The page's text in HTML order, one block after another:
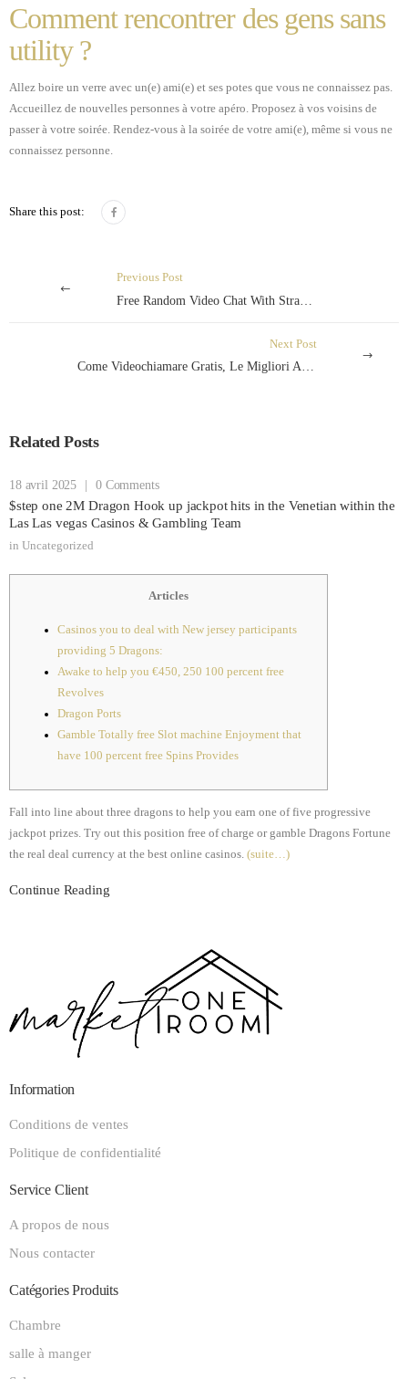
Comment rencontrer des gens sans
utility ?
Allez boire un verre avec un(e) ami(e) et ses potes que vous ne connaissez pas.
Accueillez de nouvelles personnes à votre apéro. Proposez à vos voisins de
passer à votre soirée. Rendez-vous à la soirée de votre ami(e), même si vous ne
connaissez personne.
Share this post:
Previous Post
Next Post
Related Posts
18 avril 2025 | 0 Comments
$step one 2M Dragon Hook up jackpot hits in the Venetian within the
Las Las vegas Casinos & Gambling Team
in Uncategorized
Articles
Casinos you to deal with New jersey participants
providing 5 Dragons:
Awake to help you €450, 250 100 percent free
Revolves
Dragon Ports
Gamble Totally free Slot machine Enjoyment that
have 100 percent free Spins Provides
Fall into line about three dragons to help you earn one of five progressive
jackpot prizes. Try out this position free of charge or gamble Dragons Fortune
the real deal currency at the best online casinos. (suite…)
Continue Reading
Information
Conditions de ventes
Politique de confidentialité
Service Client
A propos de nous
Nous contacter
Catégories Produits
Chambre
salle à manger